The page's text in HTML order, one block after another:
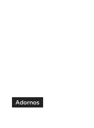
Adornos